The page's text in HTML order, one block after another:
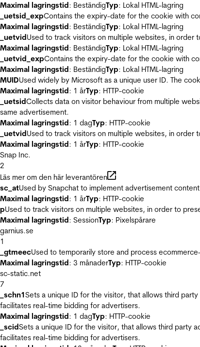
Maximal lagringstid: BeständigTyp: Lokal HTML-lagring
_uetsid_expContains the expiry-date for the cookie with
Maximal lagringstid: BeständigTyp: Lokal HTML-lagring
_uetvidUsed to track visitors on multiple websites, in
Maximal lagringstid: BeständigTyp: Lokal HTML-lagring
_uetvid_expContains the expiry-date for the cookie with
Maximal lagringstid: BeständigTyp: Lokal HTML-lagring
MUIDUsed widely by Microsoft as a unique user ID. The
Maximal lagringstid: 1 årTyp: HTTP-cookie
_uetsidCollects data on visitor behaviour from multiple
same advertisement.
Maximal lagringstid: 1 dagTyp: HTTP-cookie
_uetvidUsed to track visitors on multiple websites, in
Maximal lagringstid: 1 årTyp: HTTP-cookie
Snap Inc.
2
Läs mer om den här leverantören
sc_atUsed by Snapchat to implement advertisement
Maximal lagringstid: 1 årTyp: HTTP-cookie
pUsed to track visitors on multiple websites, in order to
Maximal lagringstid: SessionTyp: Pixelspårare
garnius.se
1
_gtmeecUsed to temporarily store and process
Maximal lagringstid: 3 månaderTyp: HTTP-cookie
sc-static.net
7
_schn1Sets a unique ID for the visitor, that allows third
facilitates real-time bidding for advertisers.
Maximal lagringstid: 1 dagTyp: HTTP-cookie
_scidSets a unique ID for the visitor, that allows third party
facilitates real-time bidding for advertisers.